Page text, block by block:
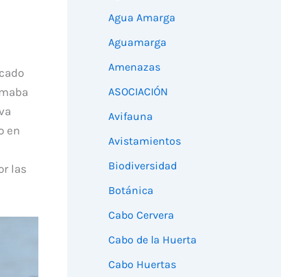
en
las
Agua Amarga
Aguamarga
Amenazas
ASOCIACIÓN
Avifauna
Avistamientos
Biodiversidad
Botánica
Cabo Cervera
Cabo de la Huerta
Cabo Huertas